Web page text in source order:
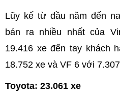
Lũy kế từ đầu năm đến
bán ra nhiều nhất của
19.416 xe đến tay khách
18.752 xe và VF 6 với
Toyota: 23.061 xe